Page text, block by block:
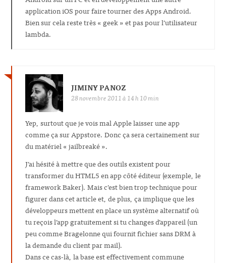
application iOS pour faire tourner des Apps Android.
Bien sur cela reste très « geek » et pas pour l’utilisateur
lambda.
JIMINY PANOZ
28 novembre 2011 à 14 h 10 min
Yep, surtout que je vois mal Apple laisser une app
comme ça sur Appstore. Donc ça sera certainement sur
du matériel « jailbreaké ».
J’ai hésité à mettre que des outils existent pour
transformer du HTML5 en app côté éditeur (exemple, le
framework Baker). Mais c’est bien trop technique pour
figurer dans cet article et, de plus, ça implique que les
développeurs mettent en place un système alternatif où
tu reçois l’app gratuitement si tu changes d’appareil (un
peu comme Bragelonne qui fournit fichier sans DRM à
la demande du client par mail).
Dans ce cas-là, la base est effectivement commune